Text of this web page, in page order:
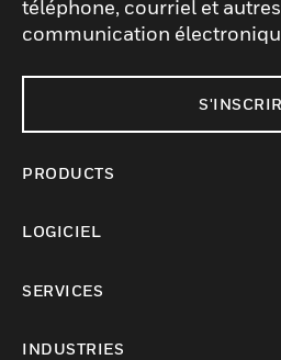
téléphone, courriel et
communication
PRODUCTS
LOGICIEL
SERVICES
INDUSTRIES